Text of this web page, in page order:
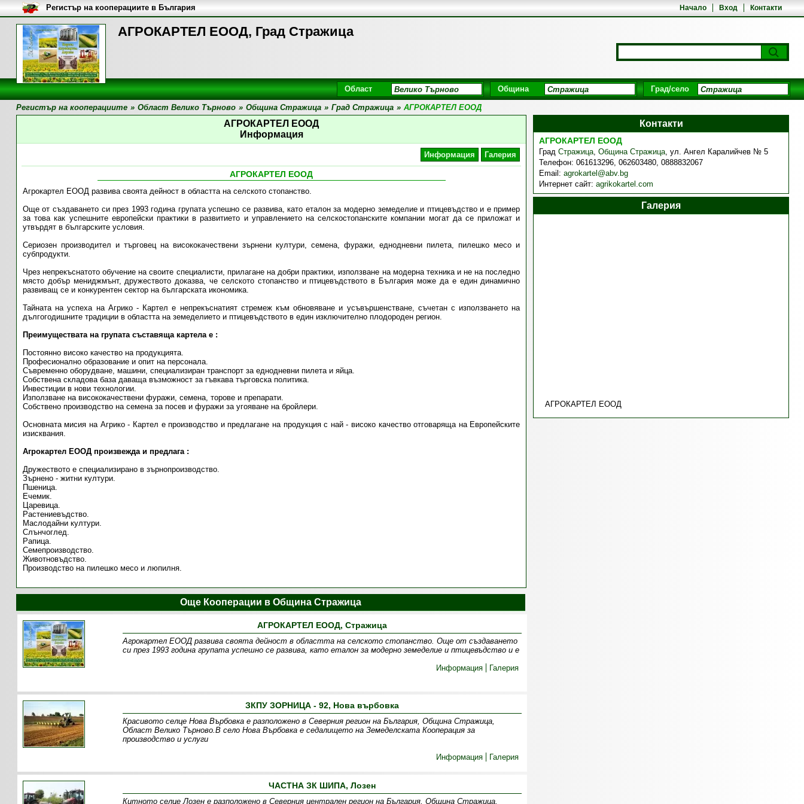
АГРОКАРТЕЛ EООД, Град Стражица
Начало Вход Контакти
Регистър на кооперациите в България
Област Община Град/село
Регистър на кооперациите » Област Велико Търново » Община Стражица » Град Стражица » АГРОКАРТЕЛ EООД
АГРОКАРТЕЛ EООД
Информация
Информация Галерия
АГРОКАРТЕЛ EООД
Агрокартел ЕООД развива своята дейност в областта на селското стопанство.
Още от създаването си през 1993 година групата успешно се развива, като еталон за модерно земеделие и птицевъдство и е пример
за това как успешните европейски практики в развитието и управлението на селскостопанските компании могат да се приложат и
утвърдят в българските условия.
Сериозен производител и търговец на висококачествени зърнени култури, семена, фуражи, еднодневни пилета, пилешко месо и
субпродукти.
Чрез непрекъснатото обучение на своите специалисти, прилагане на добри практики, използване на модерна техника и не на последно
място добър мениджмънт, дружеството доказва, че селското стопанство и птицевъдството в България може да е един динамично
развиващ се и конкурентен сектор на българската икономика.
Тайната на успеха на Агрико - Картел е непрекъснатият стремеж към обновяване и усъвършенстване, съчетан с използването на
дългогодишните традиции в областта на земеделието и птицевъдството в един изключително плодороден регион.
Преимуществата на групата съставяща картела е :
Постоянно високо качество на продукцията.
Професионално образование и опит на персонала.
Съвременно оборудване, машини, специализиран транспорт за еднодневни пилета и яйца.
Собствена складова база даваща възможност за гъвкава търговска политика.
Инвестиции в нови технологии.
Използване на висококачествени фуражи, семена, торове и препарати.
Собствено производство на семена за посев и фуражи за угояване на бройлери.
Основната мисия на Агрико - Картел е производство и предлагане на продукция с най - високо качество отговаряща на Европейските
изисквания.
Агрокартел ЕООД произвежда и предлага :
Дружеството е специализирано в зърнопроизводство.
Зърнено - житни култури.
Пшеница.
Ечемик.
Царевица.
Растениевъдство.
Маслодайни култури.
Слънчоглед.
Рапица.
Семепроизводство.
Животновъдство.
Производство на пилешко месо и люпилня.
Контакти
АГРОКАРТЕЛ EООД
Град Стражица, Община Стражица, ул. Ангел Каралийчев № 5
Телефон: 061613296, 062603480, 0888832067
Email: agrokartel@abv.bg
Интернет сайт: agrikokartel.com
Галерия
АГРОКАРТЕЛ EООД
Още Кооперации в Община Стражица
АГРОКАРТЕЛ EООД, Стражица
Агрокартел ЕООД развива своята дейност в областта на селското стопанство. Още от създаването
си през 1993 година групата успешно се развива, като еталон за модерно земеделие и птицевъдство и е
Информация
Галерия
ЗКПУ ЗОРНИЦА - 92, Нова върбовка
Красивото селце Нова Върбовка е разположено в Северния регион на България, Oбщина Стражица,
Oбласт Велико Търново.В село Нова Върбовка е седалището на Земеделската Кооперация за
производство и услуги
Информация
Галерия
ЧАСТНА ЗК ШИПА, Лозен
Китното селце Лозен е разположено в Северния централен регион на България, Община Стражица,